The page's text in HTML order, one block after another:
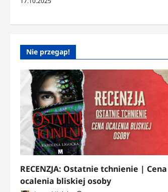
Nie przegap!
RECENZJA: Ostatnie tchnienie | Cena
ocalenia bliskiej osoby